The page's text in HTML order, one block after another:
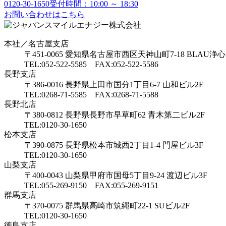
0120-30-1650受付時間：10:00 ～ 18:30
お問い合わせはこちら
本社／名古屋支店
〒451-0065 愛知県名古屋市西区天神山町7-18 BLAU浄
TEL:052-522-5585 FAX:052-522-5586
長野支店
〒386-0016 長野県上田市国分1丁目6-7 山和ビル2F
TEL:0268-71-5585 FAX:0268-71-5588
長野北店
〒380-0812 長野県長野市早草町62 青木第二ビル2F
TEL:0120-30-1650
松本支店
〒390-0875 長野県松本市城西2丁目1-4 門屋ビル3F
TEL:0120-30-1650
山梨支店
〒400-0043 山梨県甲府市国母5丁目9-24 渡辺ビル3F
TEL:055-269-9150 FAX:055-269-9151
群馬支店
〒370-0075 群馬県高崎市筑縄町22-1 SUビル2F
TEL:0120-30-1650